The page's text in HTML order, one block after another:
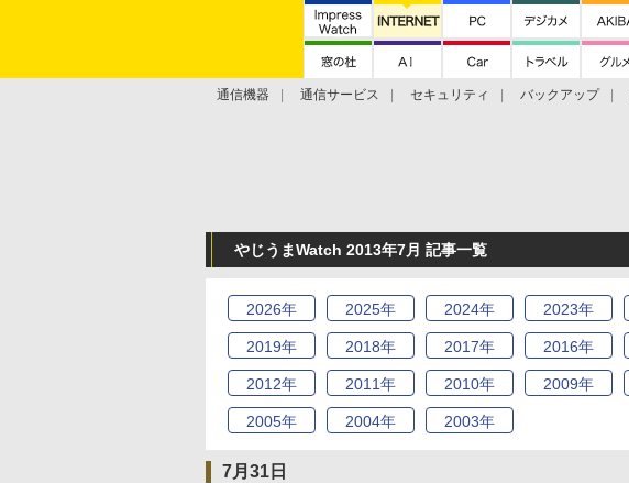
通信機器 通信サービス セキュリティ バックアップ
やじうまWatch 2013年7月 記事一覧
2026年 2025年 2024年 2023年
2019年 2018年 2017年 2016年
2012年 2011年 2010年 2009年
2005年 2004年 2003年
7月31日